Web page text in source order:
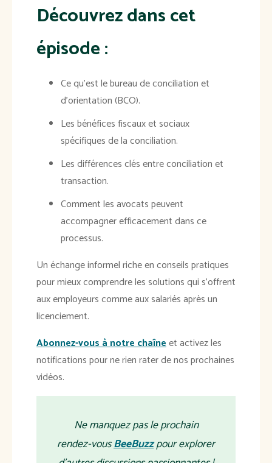
Découvrez dans cet
épisode :
Ce qu’est le bureau de conciliation et
d’orientation (BCO).
Les bénéfices fiscaux et sociaux
spécifiques de la conciliation.
Les différences clés entre conciliation et
transaction.
Comment les avocats peuvent
accompagner efficacement dans ce
processus.
Un échange informel riche en conseils pratiques
pour mieux comprendre les solutions qui s’offrent
aux employeurs comme aux salariés après un
licenciement.
Abonnez-vous à notre chaîneet activez les
notifications pour ne rien rater de nos prochaines
vidéos.
Ne manquez pas le prochain
rendez-vousBeeBuzzpour explorer